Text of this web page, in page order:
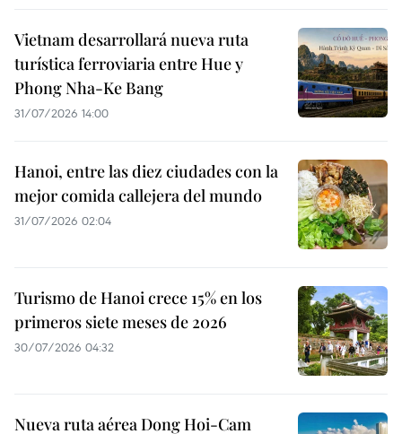
Vietnam desarrollará nueva ruta
turística ferroviaria entre Hue y
Phong Nha-Ke Bang
31/07/2026 14:00
Hanoi, entre las diez ciudades con la
mejor comida callejera del mundo
31/07/2026 02:04
Turismo de Hanoi crece 15% en los
primeros siete meses de 2026
30/07/2026 04:32
Nueva ruta aérea Dong Hoi-Cam